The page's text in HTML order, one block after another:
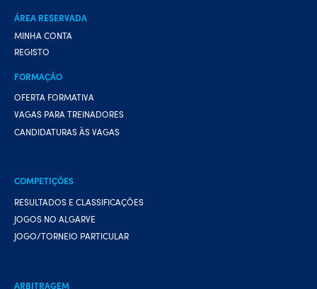
ÁREA RESERVADA
MINHA CONTA
REGISTO
FORMAÇÃO
OFERTA FORMATIVA
VAGAS PARA TREINADORES
CANDIDATURAS ÀS VAGAS
COMPETIÇÕES
RESULTADOS E CLASSIFICAÇÕES
JOGOS NO ALGARVE
JOGO/TORNEIO PARTICULAR
ARBITRAGEM